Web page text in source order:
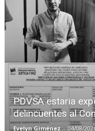
PDVSA estaria
delincuentes al
Evelyn Giménez - 04/08/